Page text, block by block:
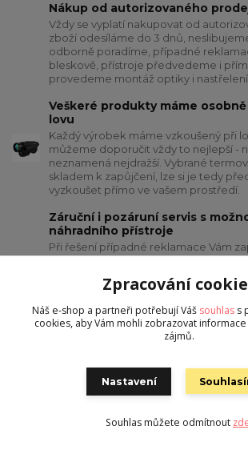
Nákup od autorizovaného
Vždy se vyplatí nakupovat od
zboží odesíláme do 3 dnů,
odborně poradíme, případné
bleskově, přístroje předvedeme i
provedeme montáž optiky i nastřelení
Veškeré produkty máme
lovu
Každý výrobek máme vzkoušený při
můžeme doporučit vždy to nejlepší -
neznamená nejdražší. Vybrané
skladem k zapůjčení, lze si je tedy
vyzkoušet přímo ve vašem prostředí.
Záruční i pozáruní servis s
náhradního přístroje
Při řešení případné reklamace Vám
přístroj, aby nehrozilo přerušení
přijetí zásilky na servis, v případě delší
Zajímavé akce, dárky a slevy na
vybrané produktové řady včetně
zajímavých dárků
Zpracování
Náš e-shop a partneři potřebují Váš souhlas s
cookies, aby Vám mohli zobrazovat informace
zájmů.
Nastavení
Souhlas můžete odmítnout